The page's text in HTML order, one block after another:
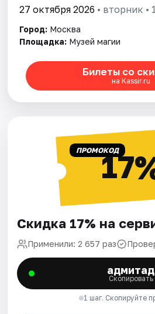
27 октября 2026 • вторник •
Город: Москва
Площадка: Музей магии
Билеты со
на Kassir.ru
ПРОМОКОД
Скидка 17% на
Применили: 2 657 раз
адмитад
Скопировать
1 шаг. Скопируйте